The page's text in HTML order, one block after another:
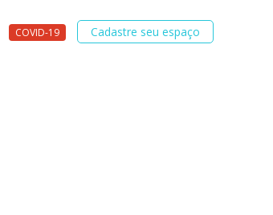
COVID-19
Cadastre seu espaço